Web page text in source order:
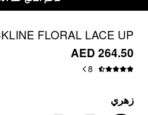
FLORAL LACE UP
BACKLESS MAXI DRESS
AED 264.50
8
زهري